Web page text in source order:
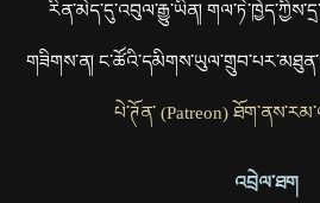
རིན་མེད་དུ་འབུལ་རྒྱུ་ཡིན།
གཟིགས་ན།
པེ་ཊོན་ (Patreon)
འབྲེལ་ཐག